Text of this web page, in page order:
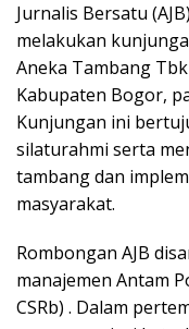
Jurnalis Bersatu
melakukan
Aneka Tambang
Kabupaten Bogor,
Kunjungan ini
silaturahmi serta
tambang dan
masyarakat.
​Rombongan AJB
manajemen Antam
CSRb) . Dalam